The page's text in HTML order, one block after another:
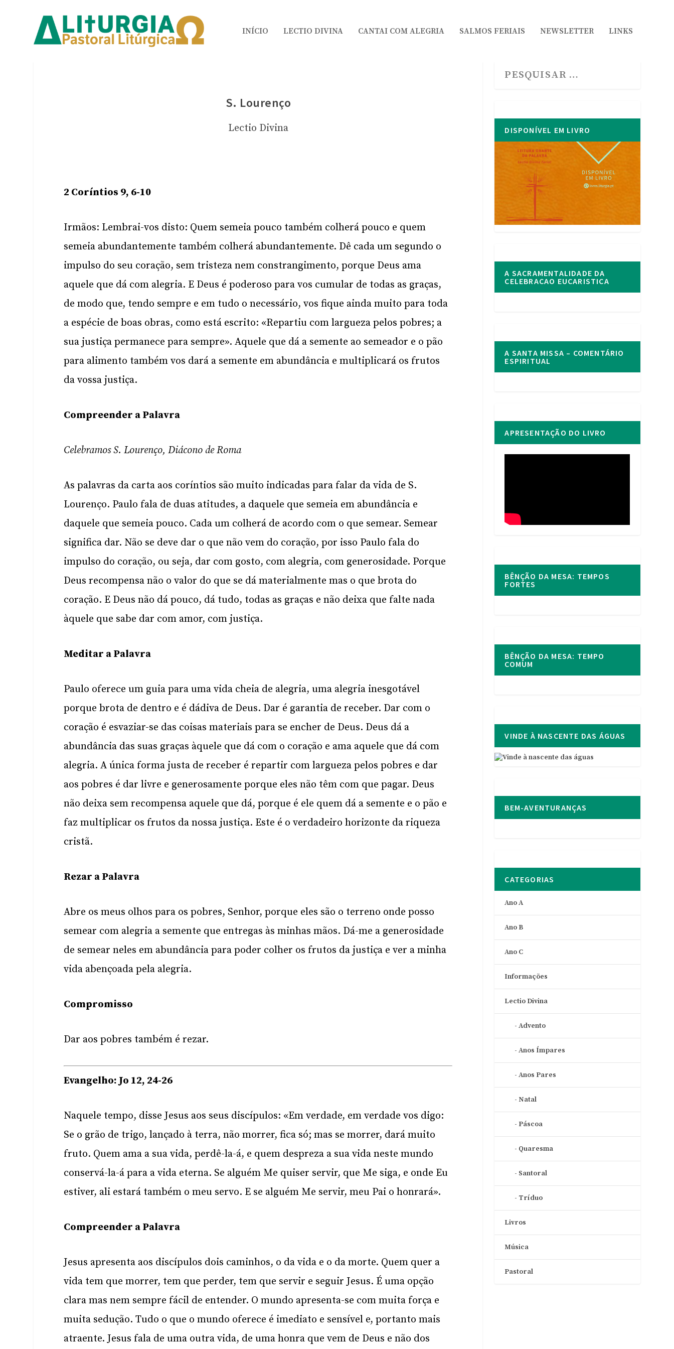
INÍCIO LECTIO DIVINA CANTAI COM ALEGRIA SALMOS FERIAIS NEWSLETTER LINKS
S. Lourenço
Lectio Divina
2 Coríntios 9, 6-10
Irmãos: Lembrai-vos disto: Quem semeia pouco também colherá pouco e quem
semeia abundantemente também colherá abundantemente. Dê cada um segundo o
impulso do seu coração, sem tristeza nem constrangimento, porque Deus ama
aquele que dá com alegria. E Deus é poderoso para vos cumular de todas as graças,
de modo que, tendo sempre e em tudo o necessário, vos fique ainda muito para toda
a espécie de boas obras, como está escrito: «Repartiu com largueza pelos pobres; a
sua justiça permanece para sempre». Aquele que dá a semente ao semeador e o pão
para alimento também vos dará a semente em abundância e multiplicará os frutos
da vossa justiça.
Compreender a Palavra
Celebramos S. Lourenço, Diácono de Roma
As palavras da carta aos coríntios são muito indicadas para falar da vida de S.
Lourenço. Paulo fala de duas atitudes, a daquele que semeia em abundância e
daquele que semeia pouco. Cada um colherá de acordo com o que semear. Semear
significa dar. Não se deve dar o que não vem do coração, por isso Paulo fala do
impulso do coração, ou seja, dar com gosto, com alegria, com generosidade. Porque
Deus recompensa não o valor do que se dá materialmente mas o que brota do
coração. E Deus não dá pouco, dá tudo, todas as graças e não deixa que falte nada
àquele que sabe dar com amor, com justiça.
Meditar a Palavra
Paulo oferece um guia para uma vida cheia de alegria, uma alegria inesgotável
porque brota de dentro e é dádiva de Deus. Dar é garantia de receber. Dar com o
coração é esvaziar-se das coisas materiais para se encher de Deus. Deus dá a
abundância das suas graças àquele que dá com o coração e ama aquele que dá com
alegria. A única forma justa de receber é repartir com largueza pelos pobres e dar
aos pobres é dar livre e generosamente porque eles não têm com que pagar. Deus
não deixa sem recompensa aquele que dá, porque é ele quem dá a semente e o pão e
faz multiplicar os frutos da nossa justiça. Este é o verdadeiro horizonte da riqueza
cristã.
Rezar a Palavra
Abre os meus olhos para os pobres, Senhor, porque eles são o terreno onde posso
semear com alegria a semente que entregas às minhas mãos. Dá-me a generosidade
de semear neles em abundância para poder colher os frutos da justiça e ver a minha
vida abençoada pela alegria.
Compromisso
Dar aos pobres também é rezar.
Evangelho: Jo 12, 24-26
Naquele tempo, disse Jesus aos seus discípulos: «Em verdade, em verdade vos digo:
Se o grão de trigo, lançado à terra, não morrer, fica só; mas se morrer, dará muito
fruto. Quem ama a sua vida, perdê-la-á, e quem despreza a sua vida neste mundo
conservá-la-á para a vida eterna. Se alguém Me quiser servir, que Me siga, e onde Eu
estiver, ali estará também o meu servo. E se alguém Me servir, meu Pai o honrará».
Compreender a Palavra
Jesus apresenta aos discípulos dois caminhos, o da vida e o da morte. Quem quer a
vida tem que morrer, tem que perder, tem que servir e seguir Jesus. É uma opção
clara mas nem sempre fácil de entender. O mundo apresenta-se com muita força e
muita sedução. Tudo o que o mundo oferece é imediato e sensível e, portanto mais
atraente. Jesus fala de uma outra vida, de uma honra que vem de Deus e não dos
DISPONÍVEL EM LIVRO
A SACRAMENTALIDADE DA
CELEBRACAO EUCARISTICA
A SANTA MISSA – COMENTÁRIO
ESPIRITUAL
APRESENTAÇÃO DO LIVRO
BÊNÇÃO DA MESA: TEMPOS
FORTES
BÊNÇÃO DA MESA: TEMPO
COMUM
VINDE À NASCENTE DAS ÁGUAS
BEM-AVENTURANÇAS
CATEGORIAS
Ano A
Ano B
Ano C
Informações
Lectio Divina
Advento
Anos Ímpares
Anos Pares
Natal
Páscoa
Quaresma
Santoral
Tríduo
Livros
Música
Pastoral